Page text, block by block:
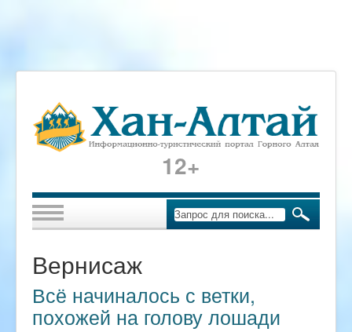
12+
Вернисаж
Всё начиналось с ветки,
похожей на голову лошади